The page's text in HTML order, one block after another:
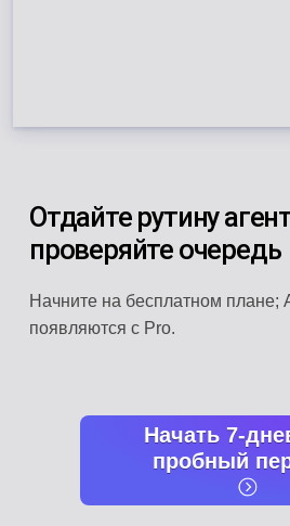
Отдайте рутину
проверяйте очередь
Начните на бесплатном плане;
появляются с Pro.
Начать 7-
пробный